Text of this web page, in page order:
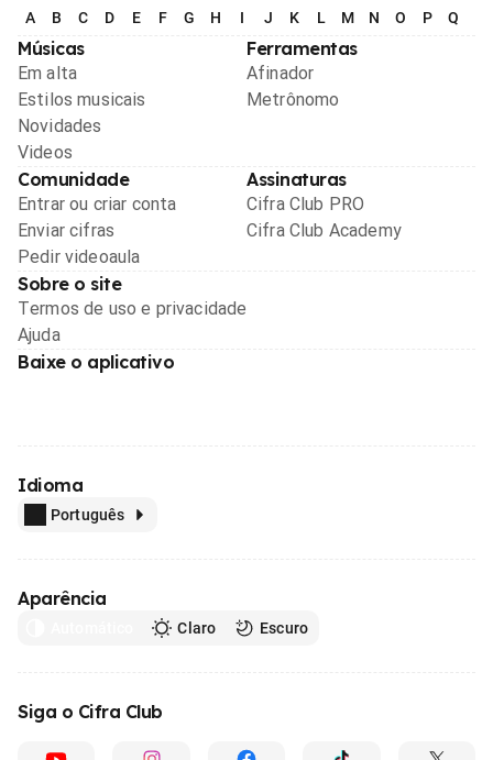
A B C D E F G H I J K L M N O P Q
Músicas
Em alta
Estilos musicais
Novidades
Videos
Ferramentas
Afinador
Metrônomo
Comunidade
Entrar ou criar conta
Enviar cifras
Pedir videoaula
Assinaturas
Cifra Club PRO
Cifra Club Academy
Sobre o site
Termos de uso e privacidade
Ajuda
Baixe o aplicativo
Idioma
Português
Aparência
Claro Escuro
Siga o Cifra Club